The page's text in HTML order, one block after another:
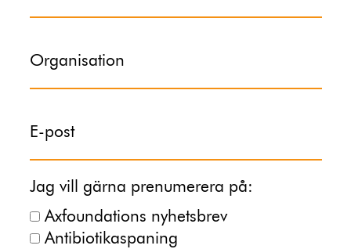
Organisation
E-post
Jag vill gärna prenumerera på:
Axfoundations nyhetsbrev
Antibiotikaspaning